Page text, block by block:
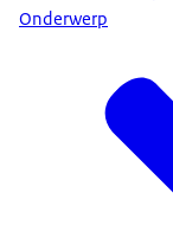
Onderwerp